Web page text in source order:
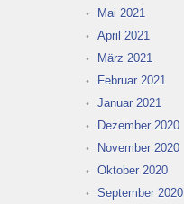
Mai 2021
April 2021
März 2021
Februar 2021
Januar 2021
Dezember 2020
November 2020
Oktober 2020
September 2020